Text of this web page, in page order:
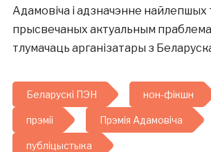
Адамовіча і адзначэнне найлепшых
прысвечаных актуальным
тлумачаць арганізатары з
Беларускі ПЭН нон-фікшн
прэміі Прэмія Адамовіча
публіцыстыка